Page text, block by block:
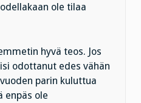
ole tilaa
hyvä teos. Jos
odottanut edes vähän
parin kuluttua
enpäs ole